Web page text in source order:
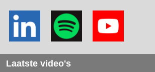
Laatste video's